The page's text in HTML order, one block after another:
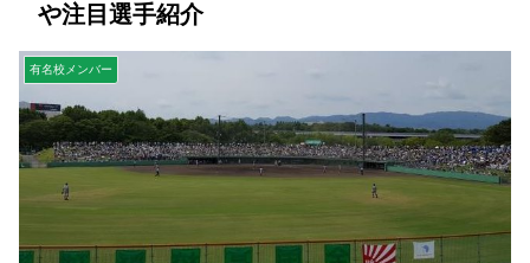
や注目選手紹介
有名校メンバー